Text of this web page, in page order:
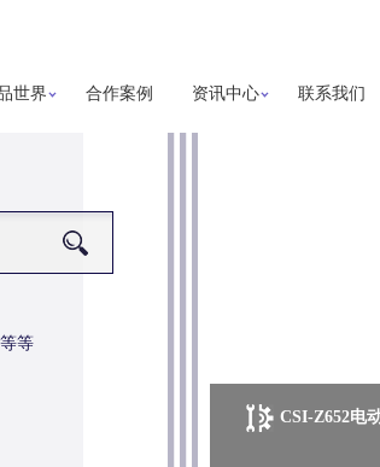
世界 合作案例 资讯中心 联系我们
等
CSI-Z652电